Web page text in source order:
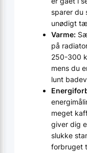
sparer du
unødigt
Varme:
på
250-300
mens du
lunt
meget
giver dig
slukke
forbruget